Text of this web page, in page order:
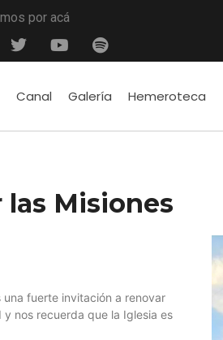
por acá
Canal Galería Hemeroteca
Misiones
una fuerte invitación a renovar
nos recuerda que la Iglesia es